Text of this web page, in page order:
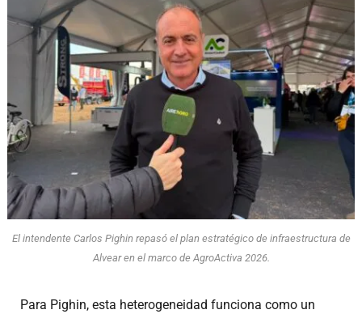
El intendente Carlos Pighin repasó el plan estratégico de infraestructura de
Alvear en el marco de AgroActiva 2026.
Para Pighin, esta heterogeneidad funciona como un